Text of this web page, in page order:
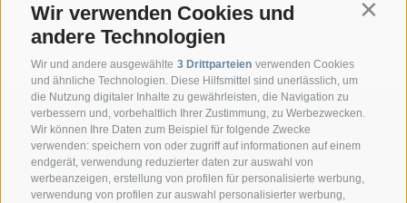
Wir verwenden Cookies und
andere Technologien
Wir und andere ausgewählte 3 Drittparteien verwenden Cookies
und ähnliche Technologien. Diese Hilfsmittel sind unerlässlich, um
die Nutzung digitaler Inhalte zu gewährleisten, die Navigation zu
verbessern und, vorbehaltlich Ihrer Zustimmung, zu Werbezwecken.
Wir können Ihre Daten zum Beispiel für folgende Zwecke
verwenden: speichern von oder zugriff auf informationen auf einem
endgerät, verwendung reduzierter daten zur auswahl von
werbeanzeigen, erstellung von profilen für personalisierte werbung,
verwendung von profilen zur auswahl personalisierter werbung,